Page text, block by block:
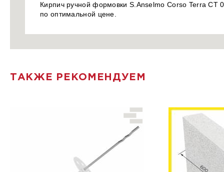
Кирпич ручной формовки S.Anselmo Corso Terra CT
по оптимальной цене.
ТАКЖЕ РЕКОМЕНДУЕМ